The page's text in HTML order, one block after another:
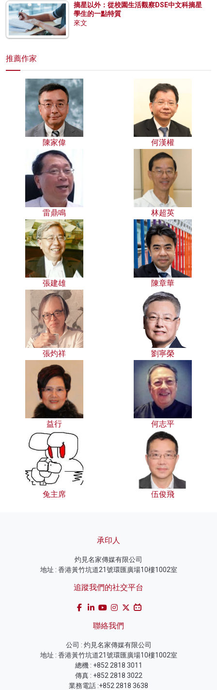
摘星以外：從校園生活觀察DSE中文科摘星
學生的一點特質
來文
推薦作家
陳家偉 何漢權
雷鼎鳴 林超英
張建雄 陳章華
張灼祥 劉寧榮
益行 何志平
兔主席 伍俊飛
承印人
灼見名家傳媒有限公司
地址 : 香港黃竹坑道21號環匯廣場10樓1002室
追蹤我們的社交平台
聯絡我們
公司 : 灼見名家傳媒有限公司
地址 : 香港黃竹坑道21號環匯廣場10樓1002室
總機 : +852 2818 3011
傳真 : +852 2818 3022
業務電話 :+852 2818 3638